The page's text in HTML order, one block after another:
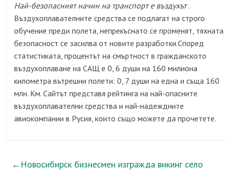
Най-безопасният начин на транспорт е въздухът.
Въздухоплавателните средства се подлагат на строго
обучение преди полета, непрекъснато се променят, тяхната
безопасност се засилва от новите разработки.Според
статистиката, процентът на смъртност в гражданското
въздухоплаване на САЩ е 0, 6 души на 160 милиона
километра вътрешни полети: 0, 7 души на една и съща 160
млн. Км. Сайтът представя рейтинга на най-опасните
въздухоплавателни средства и най-надеждните
авиокомпании в Русия, които също можете да прочетете.
← Новосибирск бизнесмен изгражда викинг село